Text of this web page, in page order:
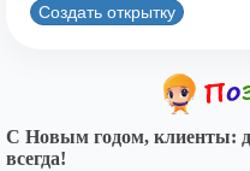
Создать открытку
С Новым годом, клиенты:
всегда!